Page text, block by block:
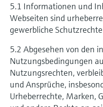
5.1 Informationen und
Webseiten sind
gewerbliche
5.2 Abgesehen von den
Nutzungsbedingungen
Nutzungsrechten,
und Ansprüche,
Urheberrechte, Marken,